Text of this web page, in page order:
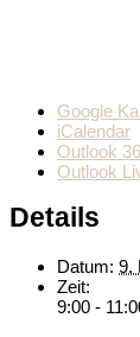
Google
iCalendar
Outlook
Outlook
Details
Datum: 9.
Zeit:
9:00 -